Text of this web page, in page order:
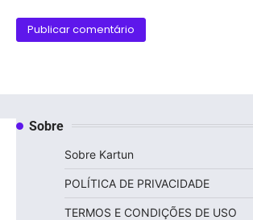
Sobre
Sobre Kartun
POLÍTICA DE PRIVACIDADE
TERMOS E CONDIÇÕES DE USO